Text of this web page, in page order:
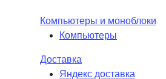
Компьютеры и моноблоки
Компьютеры
Доставка
Яндекс доставка